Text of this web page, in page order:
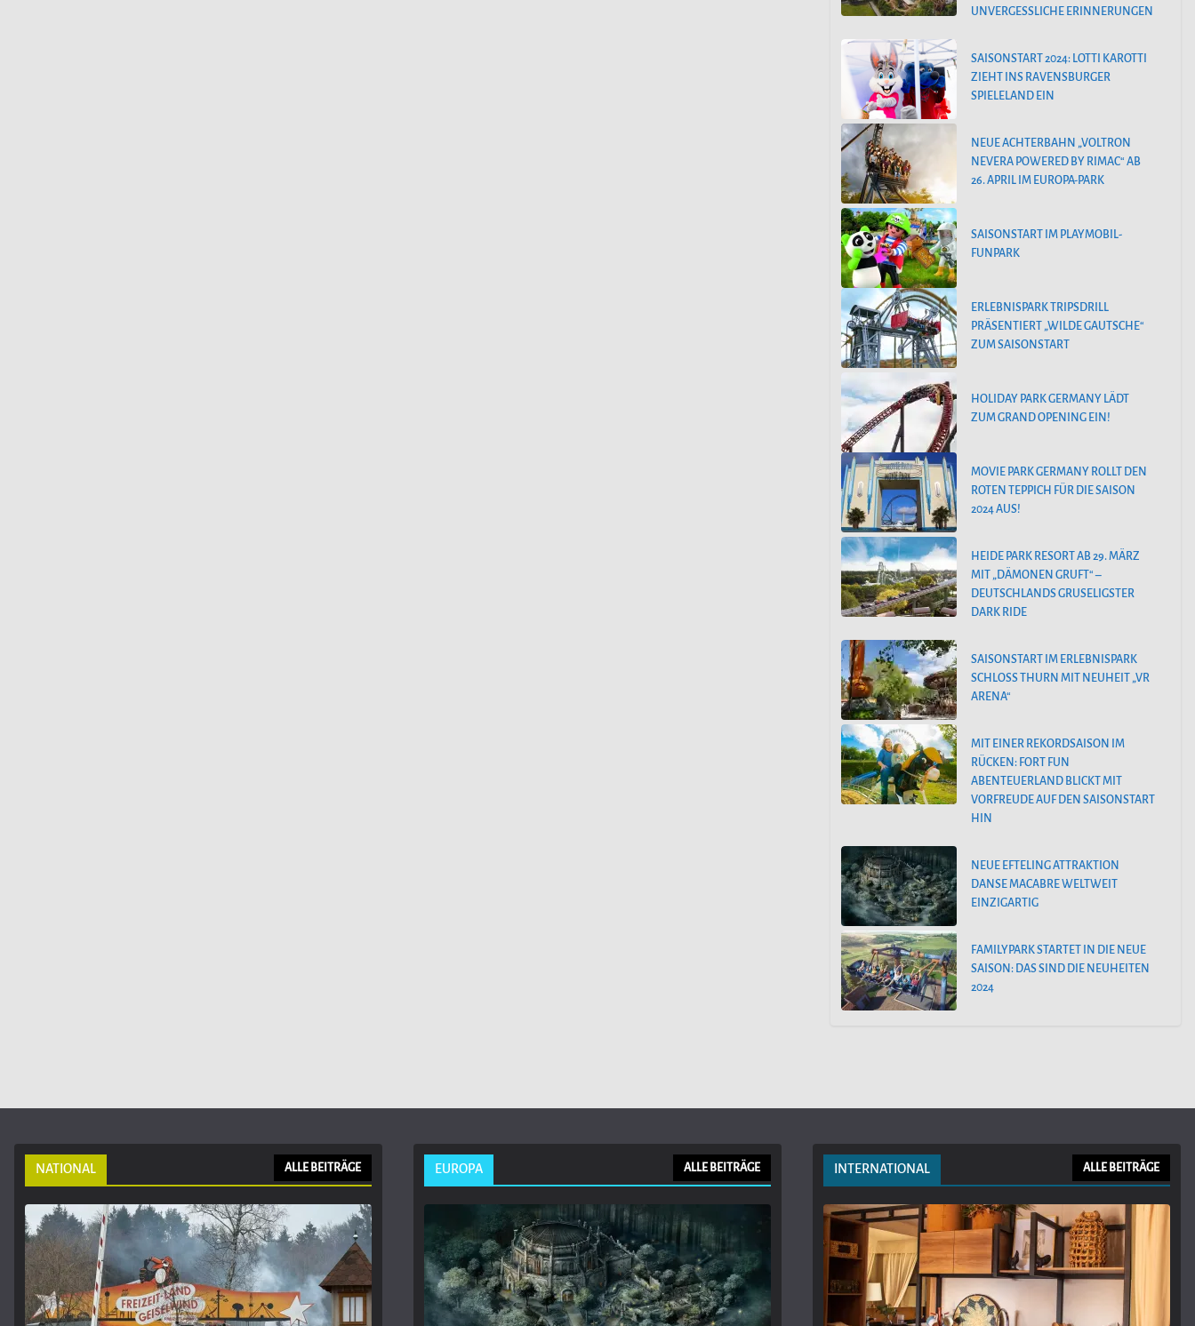
UNVERGESSLICHE ERINNERUNGEN
SAISONSTART 2024: LOTTI KAROTTI
ZIEHT INS RAVENSBURGER
SPIELELAND EIN
NEUE ACHTERBAHN „VOLTRON
NEVERA POWERED BY RIMAC“ AB
26. APRIL IM EUROPA-PARK
SAISONSTART IM PLAYMOBIL-
FUNPARK
ERLEBNISPARK TRIPSDRILL
PRÄSENTIERT „WILDE GAUTSCHE“
ZUM SAISONSTART
HOLIDAY PARK GERMANY LÄDT
ZUM GRAND OPENING EIN!
MOVIE PARK GERMANY ROLLT DEN
ROTEN TEPPICH FÜR DIE SAISON
2024 AUS!
HEIDE PARK RESORT AB 29. MÄRZ
MIT „DÄMONEN GRUFT“ –
DEUTSCHLANDS GRUSELIGSTER
DARK RIDE
SAISONSTART IM ERLEBNISPARK
SCHLOSS THURN MIT NEUHEIT „VR
ARENA“
MIT EINER REKORDSAISON IM
RÜCKEN: FORT FUN
ABENTEUERLAND BLICKT MIT
VORFREUDE AUF DEN SAISONSTART
HIN
NEUE EFTELING ATTRAKTION
DANSE MACABRE WELTWEIT
EINZIGARTIG
FAMILYPARK STARTET IN DIE NEUE
SAISON: DAS SIND DIE NEUHEITEN
2024
NATIONAL ALLE BEITRÄGE EUROPA ALLE BEITRÄGE INTERNATIONAL ALLE BEITRÄGE